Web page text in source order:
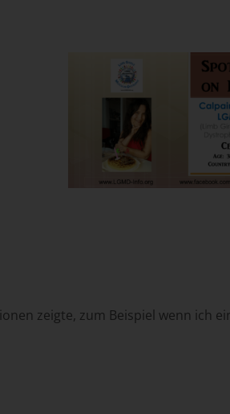
zeigte, zum Beispiel wenn ich